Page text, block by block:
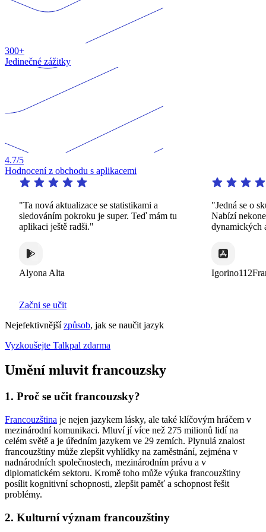
300+
Jedinečné zážitky
4.7/5
Hodnocení z obchodu s aplikacemi
"Ta nová aktualizace se statistikami a
sledováním pokroku je super. Teď mám tu
aplikaci ještě radši."
Alyona Alta
"Jedná se o
Nabízí
dynamických a
Igorino112France
Začni se učit
Nejefektivnějšízpůsob, jak se naučit jazyk
Vyzkoušejte Talkpal zdarma
Umění mluvit francouzsky
1. Proč se učit francouzsky?
Francouzština je nejen jazykem lásky, ale také klíčovým hráčem v
mezinárodní komunikaci. Mluví jí více než 275 milionů lidí na
celém světě a je úředním jazykem ve 29 zemích. Plynulá znalost
francouzštiny může zlepšit vyhlídky na zaměstnání, zejména v
nadnárodních společnostech, mezinárodním právu a v
diplomatickém sektoru. Kromě toho může výuka francouzštiny
posílit kognitivní schopnosti, zlepšit paměť a schopnost řešit
problémy.
2. Kulturní význam francouzštiny